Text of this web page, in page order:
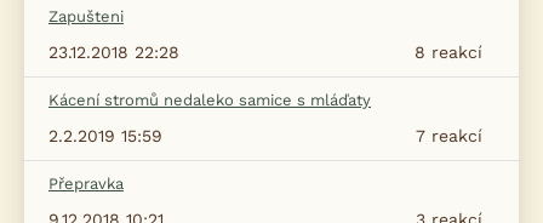
Zapušteni
8 reakcí
23.12.2018 22:28
Kácení stromů nedaleko samice s mláďaty
7 reakcí
2.2.2019 15:59
Přepravka